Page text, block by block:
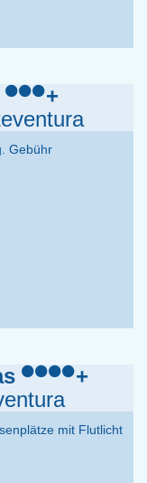
+
Gebühr
+
mit Flutlicht